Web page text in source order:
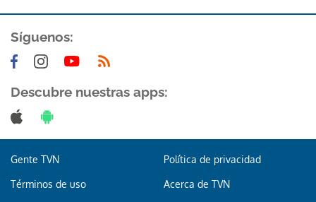
Síguenos:
Descubre nuestras apps:
Gente TVN Política de privacidad
Términos de uso Acerca de TVN